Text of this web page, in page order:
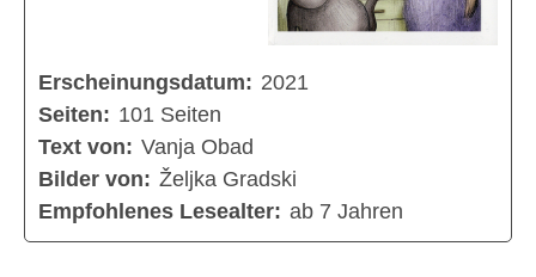
Erscheinungsdatum: 2021
Seiten: 101 Seiten
Text von: Vanja Obad
Bilder von: Željka Gradski
Empfohlenes Lesealter: ab 7 Jahren